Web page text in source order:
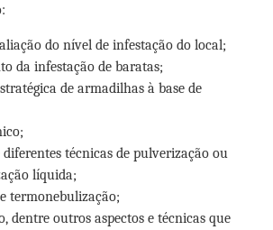
do nível de infestação do local;
da infestação de baratas;
de armadilhas à base de
diferentes técnicas de pulverização ou
líquida;
termonebulização;
dentre outros aspectos e técnicas que